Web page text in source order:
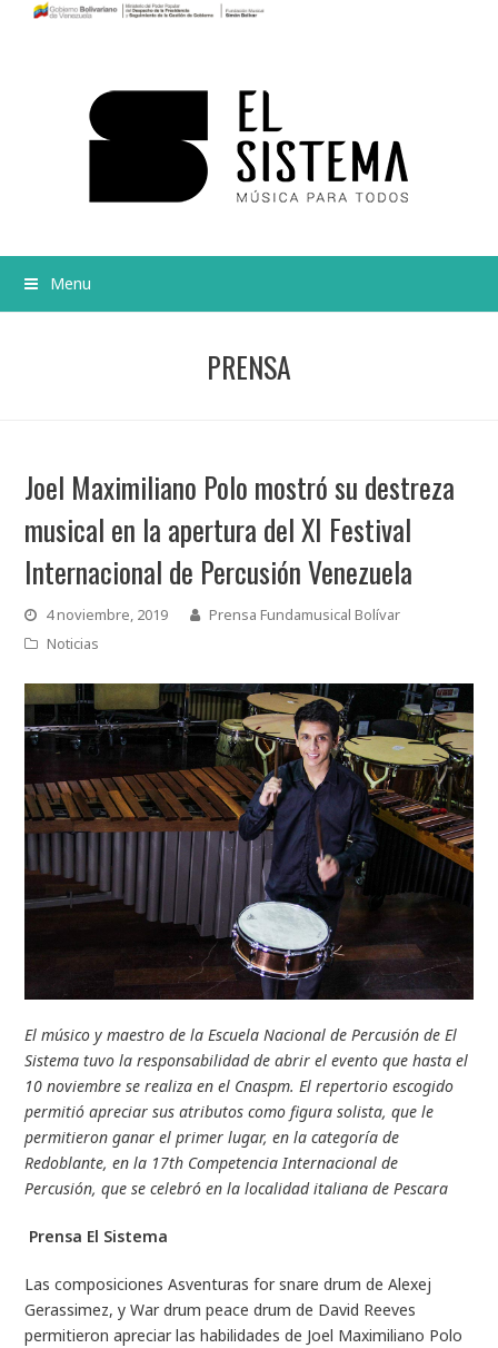
Menu
PRENSA
Joel Maximiliano Polo mostró su destreza
musical en la apertura del XI Festival
Internacional de Percusión Venezuela
4 noviembre, 2019
Prensa Fundamusical Bolívar
Noticias
El músico y maestro de la Escuela Nacional de Percusión de El
Sistema tuvo la responsabilidad de abrir el evento que hasta el
10 noviembre se realiza en el Cnaspm. El repertorio escogido
permitió apreciar sus atributos como figura solista, que le
permitieron ganar el primer lugar, en la categoría de
Redoblante, en la 17th Competencia Internacional de
Percusión, que se celebró en la localidad italiana de Pescara
Prensa El Sistema
Las composicionesAsventuras for snare drum de Alexej
Gerassimez, yWar drum peace drum de David Reeves
permitieron apreciar las habilidades de Joel Maximiliano Polo